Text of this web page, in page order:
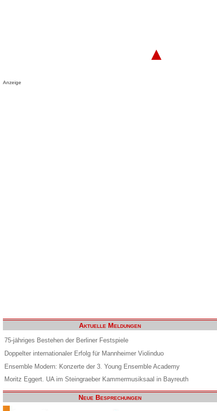
▲
Anzeige
Aktuelle Meldungen
75-jähriges Bestehen der Berliner Festspiele
Doppelter internationaler Erfolg für Mannheimer Violinduo
Ensemble Modern: Konzerte der 3. Young Ensemble Academy
Moritz Eggert. UA im Steingraeber Kammermusiksaal in Bayreuth
Neue Besprechungen